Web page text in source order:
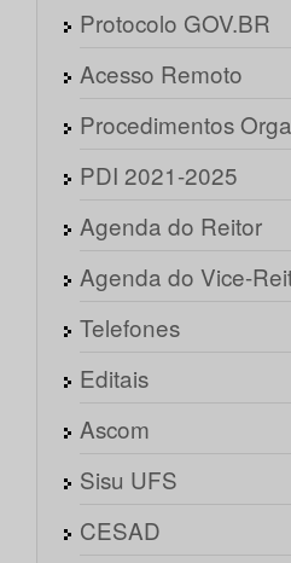
Protocolo GOV.BR
Acesso Remoto
Procedimentos
PDI 2021-2025
Agenda do Reitor
Agenda do Vice-
Telefones
Editais
Ascom
Sisu UFS
CESAD